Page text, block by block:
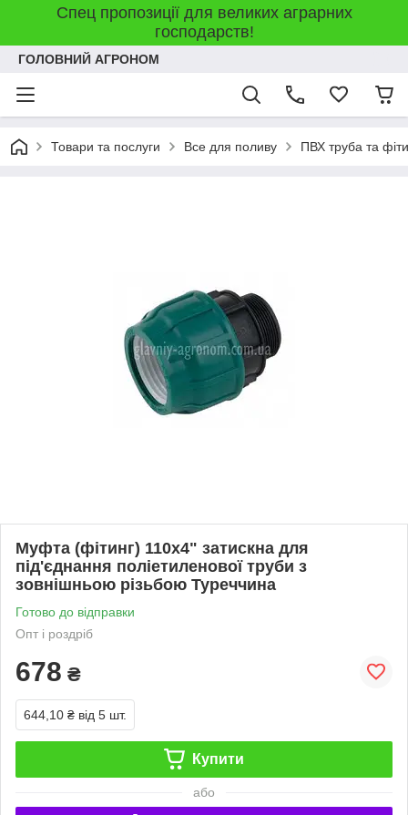
Спец пропозиції для великих аграрних
господарств!
ГОЛОВНИЙ АГРОНОМ
Товари та послуги Все для поливу ПВХ труба та
Муфта (фітинг) 110х4" затискна для
під'єднання поліетиленової труби з
зовнішньою різьбою Туреччина
Готово до відправки
Опт і роздріб
678 ₴
644,10 ₴ від 5 шт.
Купити
або